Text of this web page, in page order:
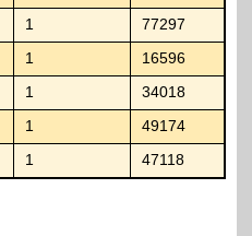
1 77297
1 16596
1 34018
1 49174
1 47118